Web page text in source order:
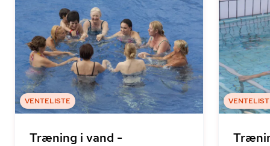
VENTELISTE
Træning i vand -